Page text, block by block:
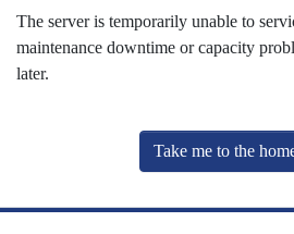
The server is temporarily unable to
maintenance downtime or capacity
later.
Take me to the